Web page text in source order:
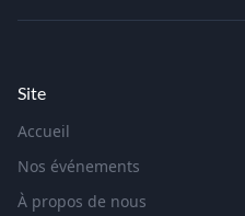
Site
Accueil
Nos événements
À propos de nous